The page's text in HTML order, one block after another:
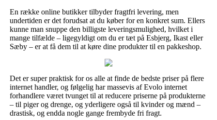
En række online butikker tilbyder fragtfri levering, men
undertiden er det forudsat at du køber for en konkret sum. Ellers
kunne man snuppe den billigste leveringsmulighed, hvilket i
mange tilfælde – ligegyldigt om du er tæt på Esbjerg, Ikast eller
Sæby – er at få dem til at køre dine produkter til en pakkeshop.
Det er super praktisk for os alle at finde de bedste priser på flere
internet handler, og følgelig har massevis af Evolo internet
forhandlere været tvunget til at reducere priserne på produkterne
– til piger og drenge, og yderligere også til kvinder og mænd –
drastisk, og endda nogle gange frembyde fri fragt.